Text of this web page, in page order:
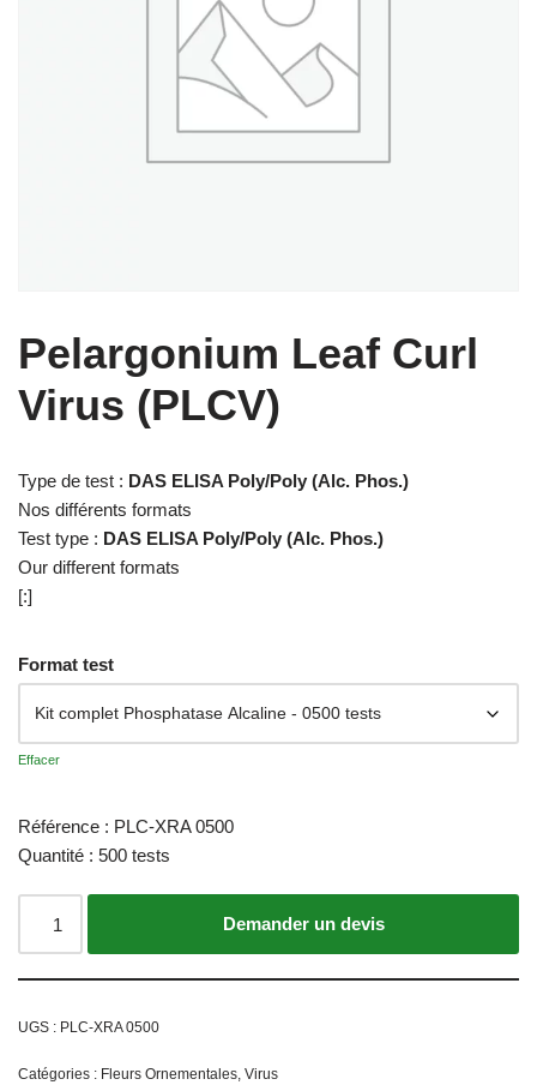
Pelargonium Leaf Curl
Virus (PLCV)
Type de test : DAS ELISA Poly/Poly (Alc. Phos.)
Nos différents formats
Test type : DAS ELISA Poly/Poly (Alc. Phos.)
Our different formats
[:]
Format test
Effacer
Référence : PLC-XRA 0500
Quantité : 500 tests
Ajouter au panier
UGS : PLC-XRA 0500
Catégories : Fleurs Ornementales, Virus